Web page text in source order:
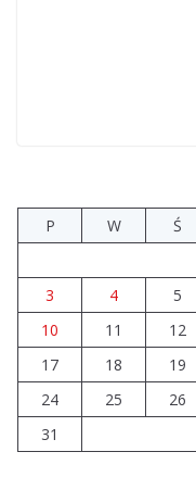
P
W Ś
3
4 5
10
11 12
17
18 19
24
25 26
31